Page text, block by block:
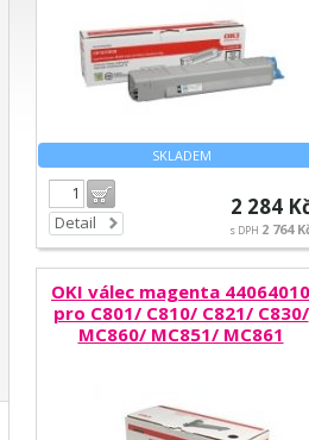
SKLADEM
Detail
2 284
s DPH 2 764
OKI válec magenta 44064010
pro C801/ C810/ C821/ C830/
MC860/ MC851/ MC861